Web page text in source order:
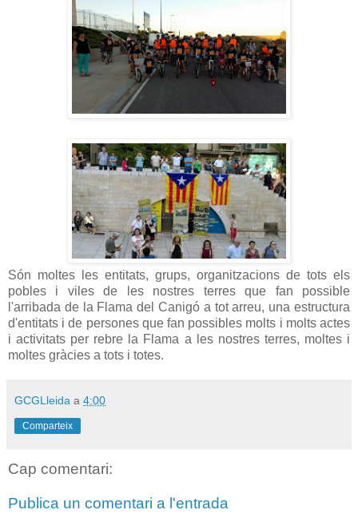
Són moltes les entitats, grups, organitzacions de tots els
pobles i viles de les nostres terres que fan possible
l'arribada de la Flama del Canigó a tot arreu, una estructura
d'entitats i de persones que fan possibles molts i molts actes
i activitats per rebre la Flama a les nostres terres, moltes i
moltes gràcies a tots i totes.
GCGLleida a 4:00
Comparteix
Cap comentari:
Publica un comentari a l'entrada